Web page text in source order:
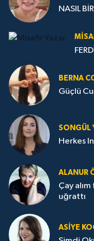
NASIL
BERNA
Güçlü
SONGÜL
Herkes
ALANUR
Çay alım
uğrattı
ASIYE